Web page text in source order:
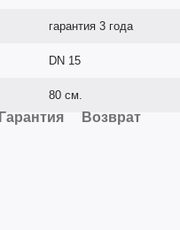
гарантия 3 года
DN 15
80 см.
Гарантия Возврат